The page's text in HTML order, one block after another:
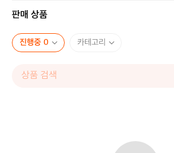
판매 상품
진행중 0 카테고리